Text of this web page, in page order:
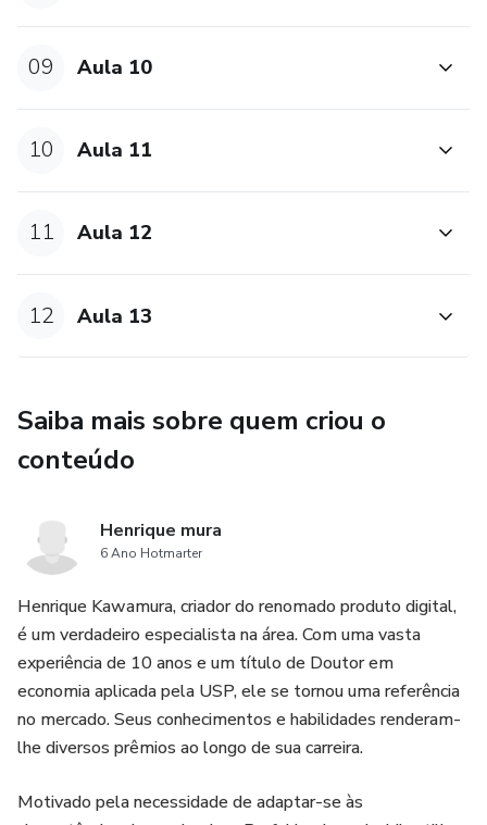
09 Aula 10
10 Aula 11
11 Aula 12
12 Aula 13
Saiba mais sobre quem criou o
conteúdo
Henrique mura
6 Ano Hotmarter
Henrique Kawamura, criador do renomado produto digital,
é um verdadeiro especialista na área. Com uma vasta
experiência de 10 anos e um título de Doutor em
economia aplicada pela USP, ele se tornou uma referência
no mercado. Seus conhecimentos e habilidades renderam-
lhe diversos prêmios ao longo de sua carreira.
Motivado pela necessidade de adaptar-se às